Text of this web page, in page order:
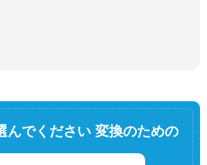
んでください 変換のための